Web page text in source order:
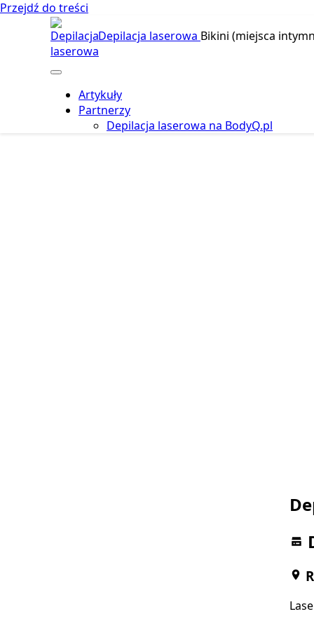
Przejdź do treści
Depilacja laserowa Bikini (miejsca
Artykuły
Partnerzy
Depilacja laserowa na BodyQ.pl